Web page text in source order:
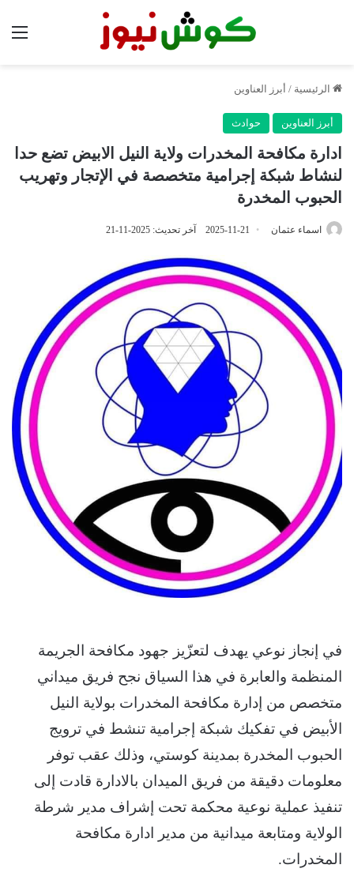
الرئيسية / أبرز العناوين
أبرز العناوين حوادث
ادارة مكافحة المخدرات ولاية النيل الابيض تضع حدا
لنشاط شبكة إجرامية متخصصة في الإتجار وتهريب
الحبوب المخدرة
اسماء عثمان 2025-11-21 آخر تحديث: 2025-11-21
في إنجاز نوعي يهدف لتعزّيز جهود مكافحة الجريمة
المنظمة والعابرة في هذا السياق نجح فريق ميداني
متخصص من إدارة مكافحة المخدرات بولاية النيل
الأبيض في تفكيك شبكة إجرامية تنشط في ترويج
الحبوب المخدرة بمدينة كوستي، وذلك عقب توفر
معلومات دقيقة من فريق الميدان بالادارة قادت إلى
تنفيذ عملية نوعية محكمة تحت إشراف مدير شرطة
الولاية ومتابعة ميدانية من مدير ادارة مكافحة
المخدرات.